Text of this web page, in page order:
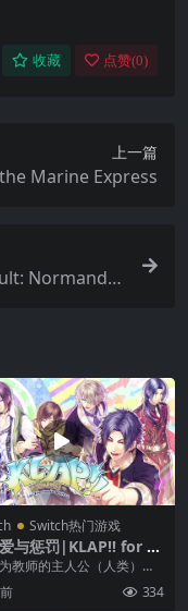
收藏 点赞(0)
上一篇
Marine Express
Normandy
Switch热门游戏
与惩罚|KLAP!! for Ni
Switch中文
教师的主人公（人类）成
学校的班导，为了让不成
幽魔们能够前...
334